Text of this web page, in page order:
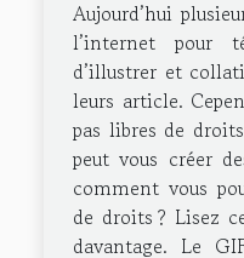
Aujourd’hui
l’internet pour
d’illustrer et
leurs article.
pas libres de
peut vous créer
comment vous
de droits ? Lisez
davantage. Le